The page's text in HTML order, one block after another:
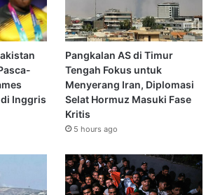
Inggris
Pangkalan AS di Timur
Tengah Fokus untuk
Menyerang Iran, Diplomasi
Selat Hormuz Masuki Fase
Kritis
5 hours ago